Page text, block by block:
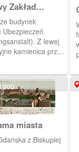
Zakład
budynek
Ubezpieczeń
Z lewej
kamienica przy
miasta
z Biskupiej